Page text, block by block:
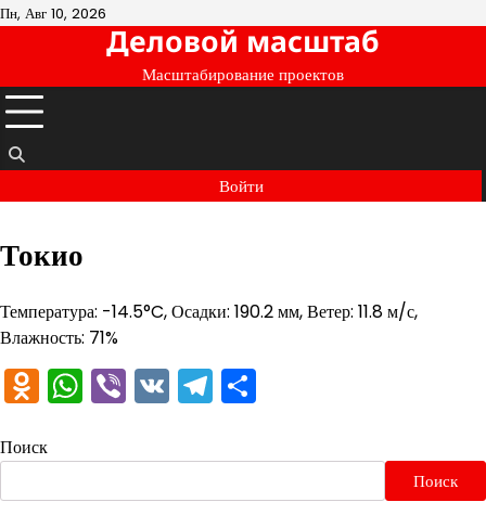
Перейти
Пн, Авг 10, 2026
Деловой масштаб
Масштабирование проектов
Войти
Токио
Температура: -14.5°C, Осадки: 190.2 мм, Ветер: 11.8 м/с,
Влажность: 71%
Odnoklassniki
WhatsApp
Viber
VKTelegram
Поиск
Поиск